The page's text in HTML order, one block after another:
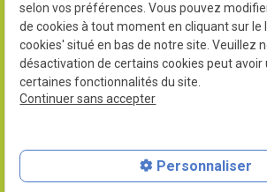
02 78 77 14
390 Chem. de Saint-
85230 Saint-Gervais,
Mentions légales
Politique de
selon vos préférences. Vous pouvez
de cookies à tout moment en cliquant sur le
cookies' situé en bas de notre site. Veuillez
désactivation de certains cookies peut avoir
certaines fonctionnalités du site.
Continuer sans accepter
Personnaliser